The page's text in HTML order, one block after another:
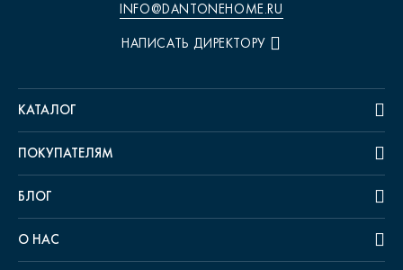
INFO@DANTONEHOME.RU
НАПИСАТЬ ДИРЕКТОРУ
КАТАЛОГ
ПОКУПАТЕЛЯМ
БЛОГ
О НАС